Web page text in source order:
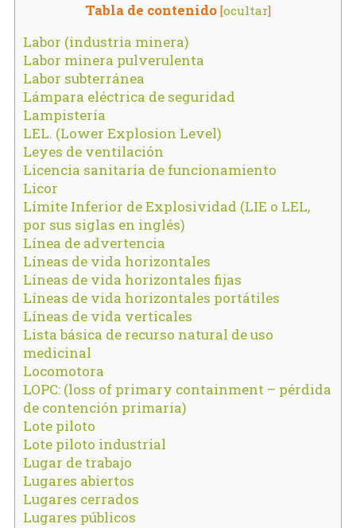
Tabla de contenido [ocultar]
Labor (industria minera)
Labor minera pulverulenta
Labor subterránea
Lámpara eléctrica de seguridad
Lampistería
LEL. (Lower Explosion Level)
Leyes de ventilación
Licencia sanitaria de funcionamiento
Licor
Límite Inferior de Explosividad (LIE o LEL,
por sus siglas en inglés)
Línea de advertencia
Líneas de vida horizontales
Líneas de vida horizontales fijas
Líneas de vida horizontales portátiles
Líneas de vida verticales
Lista básica de recurso natural de uso
medicinal
Locomotora
LOPC: (loss of primary containment – pérdida
de contención primaria)
Lote piloto
Lote piloto industrial
Lugar de trabajo
Lugares abiertos
Lugares cerrados
Lugares públicos